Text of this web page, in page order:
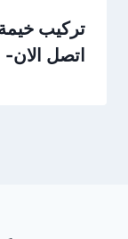
تركيب
اتصل الان- موقع